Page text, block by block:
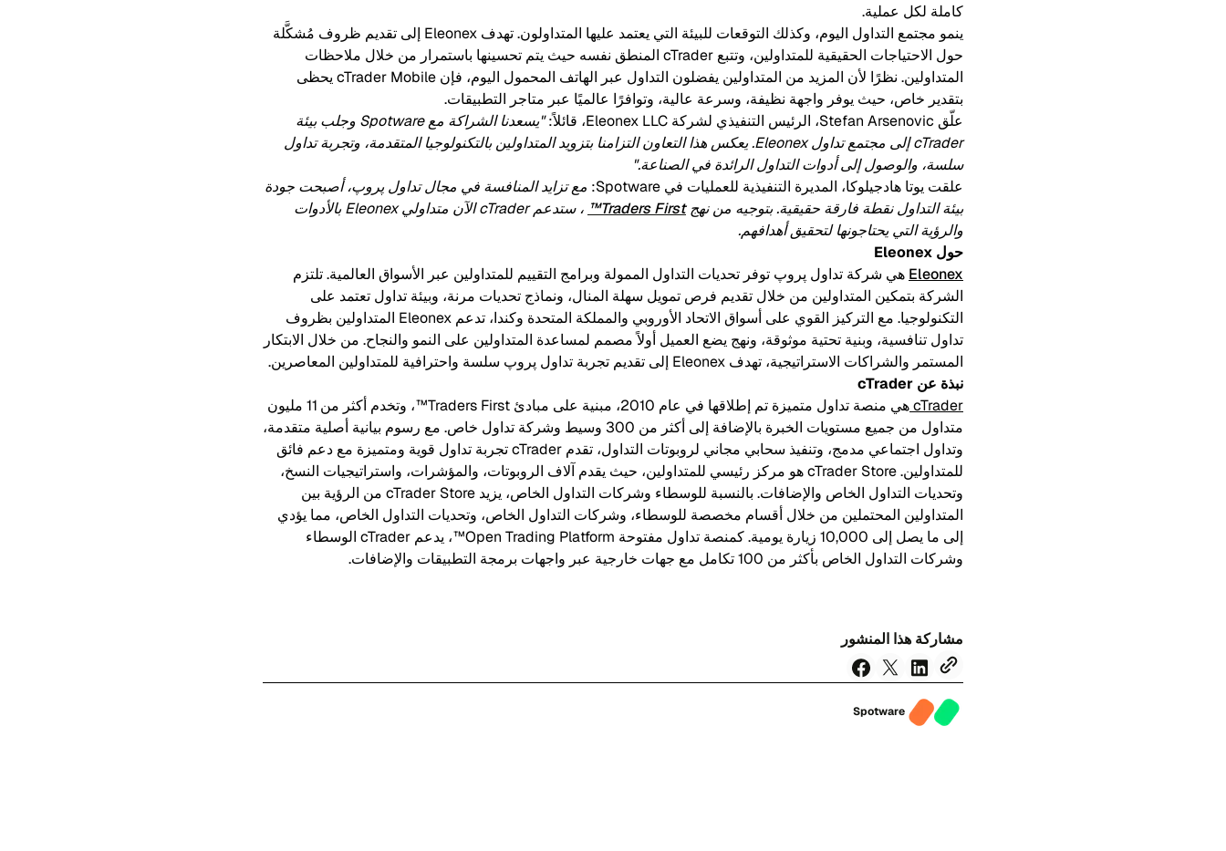
كاملة لكل عملية.
ينمو مجتمع التداول اليوم، وكذلك التوقعات للبيئة التي يعتمد عليها المتداولون. تهدف Eleonex إلى تقديم ظروف مُشكَّلة
حول الاحتياجات الحقيقية للمتداولين، وتتبع cTrader المنطق نفسه حيث يتم تحسينها باستمرار من خلال ملاحظات
المتداولين. نظرًا لأن المزيد من المتداولين يفضلون التداول عبر الهاتف المحمول اليوم، فإن cTrader Mobile يحظى
بتقدير خاص، حيث يوفر واجهة نظيفة، وسرعة عالية، وتوافرًا عالميًا عبر متاجر التطبيقات.
علّق Stefan Arsenovic، الرئيس التنفيذي لشركة Eleonex LLC، قائلاً:
"يسعدنا الشراكة مع Spotware وجلب بيئة
cTrader إلى مجتمع تداول Eleonex. يعكس هذا التعاون التزامنا بتزويد المتداولين بالتكنولوجيا المتقدمة، وتجربة تداول
سلسة، والوصول إلى أدوات التداول الرائدة في الصناعة."
علقت يوتا هادجيلوكا، المديرة التنفيذية للعمليات في Spotware:
مع تزايد المنافسة في مجال تداول پروپ، أصبحت جودة
بيئة التداول نقطة فارقة حقيقية. بتوجيه من نهجTraders First™
، ستدعم cTrader الآن متداولي Eleonex بالأدوات
والرؤية التي يحتاجونها لتحقيق أهدافهم.
حول Eleonex
Eleonex هي شركة تداول پروپ توفر تحديات التداول الممولة وبرامج التقييم للمتداولين عبر الأسواق العالمية. تلتزم
الشركة بتمكين المتداولين من خلال تقديم فرص تمويل سهلة المنال، ونماذج تحديات مرنة، وبيئة تداول تعتمد على
التكنولوجيا. مع التركيز القوي على أسواق الاتحاد الأوروبي والمملكة المتحدة وكندا، تدعم Eleonex المتداولين بظروف
تداول تنافسية، وبنية تحتية موثوقة، ونهج يضع العميل أولاً مصمم لمساعدة المتداولين على النمو والنجاح. من خلال الابتكار
المستمر والشراكات الاستراتيجية، تهدف Eleonex إلى تقديم تجربة تداول پروپ سلسة واحترافية للمتداولين المعاصرين.
نبذة عن cTrader
cTrader
هي منصة تداول متميزة تم إطلاقها في عام 2010، مبنية على مبادئ Traders First™، وتخدم أكثر من 11 مليون
متداول من جميع مستويات الخبرة بالإضافة إلى أكثر من 300 وسيط وشركة تداول خاص. مع رسوم بيانية أصلية متقدمة،
وتداول اجتماعي مدمج، وتنفيذ سحابي مجاني لروبوتات التداول، تقدم cTrader تجربة تداول قوية ومتميزة مع دعم فائق
للمتداولين. cTrader Store هو مركز رئيسي للمتداولين، حيث يقدم آلاف الروبوتات، والمؤشرات، واستراتيجيات النسخ،
وتحديات التداول الخاص والإضافات. بالنسبة للوسطاء وشركات التداول الخاص، يزيد cTrader Store من الرؤية بين
المتداولين المحتملين من خلال أقسام مخصصة للوسطاء، وشركات التداول الخاص، وتحديات التداول الخاص، مما يؤدي
إلى ما يصل إلى 10,000 زيارة يومية. كمنصة تداول مفتوحة Open Trading Platform™، يدعم cTrader الوسطاء
وشركات التداول الخاص بأكثر من 100 تكامل مع جهات خارجية عبر واجهات برمجة التطبيقات والإضافات.
مشاركة هذا المنشور
Spotware